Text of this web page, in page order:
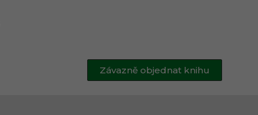
Závazně objednat knihu